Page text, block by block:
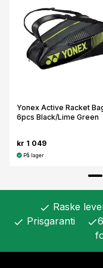
Yonex Active Racket
6pcs Black/Lime Green
kr 1 049
På lager
check Raske
check Prisgaranti check